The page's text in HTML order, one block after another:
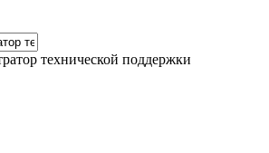
технической поддержки